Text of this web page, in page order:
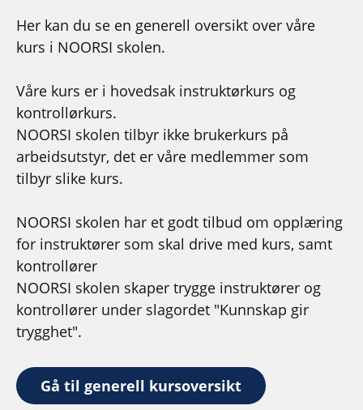
Her kan du se en generell oversikt over våre
kurs i NOORSI skolen.
Våre kurs er i hovedsak instruktørkurs og
kontrollørkurs.
NOORSI skolen tilbyr ikke brukerkurs på
arbeidsutstyr, det er våre medlemmer som
tilbyr slike kurs.
NOORSI skolen har et godt tilbud om opplæring
for instruktører som skal drive med kurs, samt
kontrollører
NOORSI skolen skaper trygge instruktører og
kontrollører under slagordet "Kunnskap gir
trygghet".
Gå til generell kursoversikt